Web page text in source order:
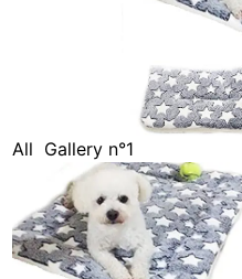
All Gallery n°1